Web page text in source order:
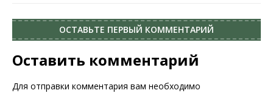
ОСТАВЬТЕ ПЕРВЫЙ КОММЕНТАРИЙ
Оставить комментарий
Для отправки комментария вам необходимо